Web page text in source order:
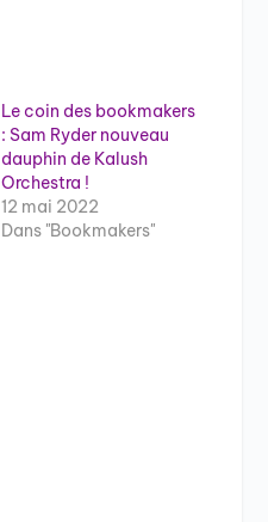
Le coin des bookmakers
: Sam Ryder nouveau
dauphin de Kalush
Orchestra !
12 mai 2022
Dans "Bookmakers"